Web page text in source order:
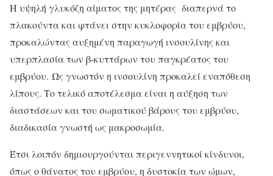
Η υψηλή γλυκόζη αίματος της μητέρας διαπερνά το
πλακούντα και φτάνει στην κυκλοφορία του εμβρύου,
προκαλώντας αυξημένη παραγωγή ινσουλίνης και
υπερπλασία των β-κυττάρων του παγκρέατος του
εμβρύου. Ως γνωστόν η ινσουλίνη προκαλεί εναπόθεση
λίπους. Το τελικό αποτέλεσμα είναι η αύξηση των
διαστάσεων και του σωματικού βάρους του εμβρύου,
διαδικασία γνωστή ως μακροσωμία.
Έτσι λοιπόν δημιουργούνται περιγεννητικοί κίνδυνοι,
όπως ο θάνατος του εμβρύου, η δυστοκία των ώμων,